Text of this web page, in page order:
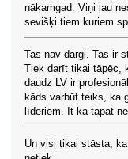
nākamgad. Viņi jau
sevišķi tiem kuriem
Tas nav dārgi. Tas ir
Tiek darīt tikai tāpēc,
daudz LV ir
kāds varbūt teiks, ka
līderiem. It ka tāpat
Un visi tikai stāsta,